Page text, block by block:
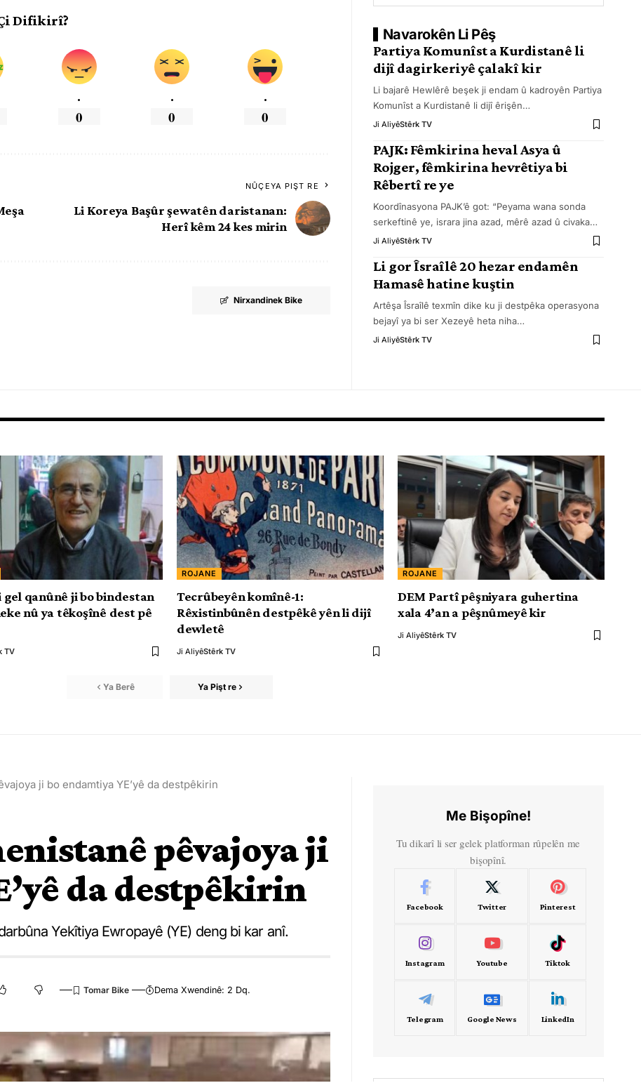
Difikirî?
.
0
.
0
.
0
NÛÇEYA PIŞT RE
Li Koreya Başûr şewatên daristanan:
Herî kêm 24 kes mirin
Nirxandinek Bike
Navarokên Li Pêş
Partiya Komunîst a Kurdistanê li
dijî dagirkeriyê çalakî kir
Li bajarê Hewlêrê beşek ji endam û kadroyên Partiya
Komunîst a Kurdistanê li dijî êrişên…
Ji AliyêStêrk TV
PAJK: Fêmkirina heval Asya û
Rojger, fêmkirina hevrêtiya bi
Rêbertî re ye
Koordînasyona PAJK’ê got: “Peyama wana sonda
serkeftinê ye, israra jina azad, mêrê azad û civaka…
Ji AliyêStêrk TV
Li gor Îsraîlê 20 hezar endamên
Hamasê hatine kuştin
Artêşa Îsraîlê texmîn dike ku ji destpêka operasyona
bejayî ya bi ser Xezeyê heta niha…
Ji AliyêStêrk TV
gel qanûnê ji bo bindestan
nû ya têkoşînê dest pê
TV
ROJANE
Tecrûbeyên komînê-1:
Rêxistinbûnên destpêkê yên li dijî
dewletê
Ji AliyêStêrk TV
ROJANE
DEM Partî pêşniyara guhertina
xala 4’an a pêşnûmeyê kir
Ji AliyêStêrk TV
Ya Berê Ya Pişt re
ji bo endamtiya YE’yê da destpêkirin
pêvajoya ji
da destpêkirin
Yekîtiya Ewropayê (YE) deng bi kar anî.
Dema Xwendinê: 2 Dq.
Me Bişopîne!
Tu dikarî li ser gelek platforman rûpelên me
bişopînî.
Facebook Twitter Pinterest
Instagram Youtube Tiktok
Telegram Google News LinkedIn